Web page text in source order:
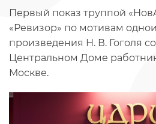
Первый показ труппой
«Ревизор» по мотивам
произведения Н. В. Гоголя
Центральном Доме
Москве.